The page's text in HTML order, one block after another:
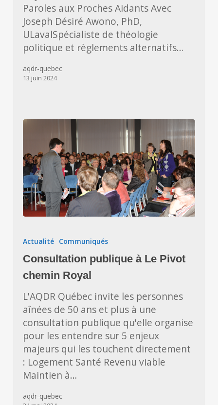
Paroles aux Proches Aidants Avec
Joseph Désiré Awono, PhD,
ULavalSpécialiste de théologie
politique et règlements alternatifs…
aqdr-quebec
13 juin 2024
publique
Le
Pivot
Royal
Actualité Communiqués
Consultation publique à Le Pivot
chemin Royal
L'AQDR Québec invite les personnes
aînées de 50 ans et plus à une
consultation publique qu'elle organise
pour les entendre sur 5 enjeux
majeurs qui les touchent directement
: Logement Santé Revenu viable
Maintien à…
aqdr-quebec